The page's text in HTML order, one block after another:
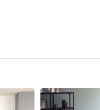
D1 500, большим
столом.